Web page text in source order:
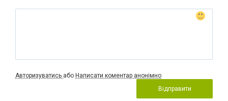
Авторизуватись або Написати коментар анонімно
Відправити